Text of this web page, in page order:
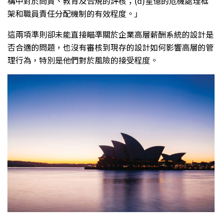
架和職員責任分配機制的有效程度。」
這兩項準則卻未能直接瞄準關於企業高層薪酬系統的設計是
否合適的問題，也沒有審核到現存的設計如何影響高層的管
理行為，特別是他們對於風險的接受程度。